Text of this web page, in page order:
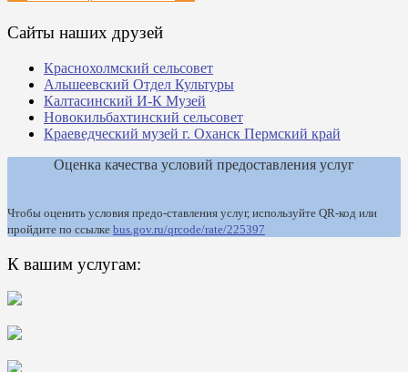
Сайты наших друзей
Краснохолмский сельсовет
Альшеевский Отдел Культуры
Калтасинский И-К Музей
Новокильбахтинский сельсовет
Краеведческий музей г. Оханск Пермский край
Оценка качества условий предоставления услуг
Чтобы оценить условия предо-ставления услуг, используйте QR-код или
пройдите по ссылке bus.gov.ru/qrcode/rate/225397
К вашим услугам: